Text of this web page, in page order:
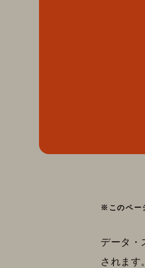
※このペー
データ・
されます